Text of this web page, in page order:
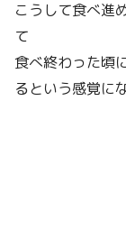
こうして食べ進
て
食べ終わった頃
るという感覚に